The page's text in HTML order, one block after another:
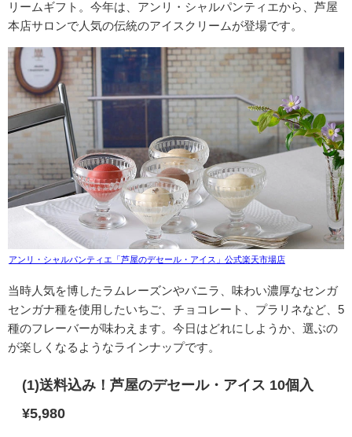
リームギフト。今年は、アンリ・シャルパンティエから、芦屋
本店サロンで人気の伝統のアイスクリームが登場です。
アンリ・シャルパンティエ「芦屋のデセール・アイス」公式楽天市場店
当時人気を博したラムレーズンやバニラ、味わい濃厚なセンガ
センガナ種を使用したいちご、チョコレート、プラリネなど、5
種のフレーバーが味わえます。今日はどれにしようか、選ぶの
が楽しくなるようなラインナップです。
(1)送料込み！芦屋のデセール・アイス 10個入
¥5,980